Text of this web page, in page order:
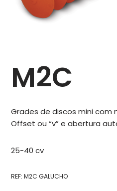
M2C
Grades de discos mini
Offset ou “v” e abertura
25-40 cv
REF:M2C GALUCHO